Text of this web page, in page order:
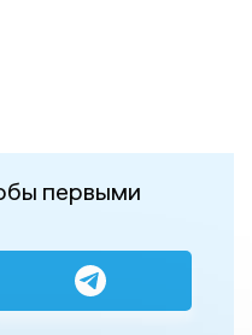
первыми